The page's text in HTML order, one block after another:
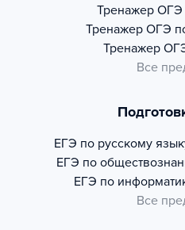
Тренажер ОГЭ
Тренажер ОГЭ
Тренажер
Все
ЕГЭ по русскому
ЕГЭ по
ЕГЭ по
Все